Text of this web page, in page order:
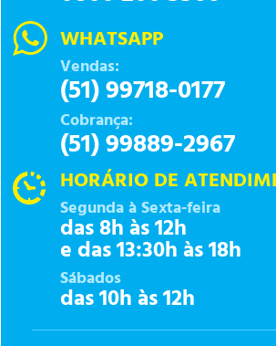
WHATSAPP
Vendas:
(51) 99718-0177
Cobrança:
(51) 99889-2967
HORÁRIO DE
Segunda à Sexta-feira
das 8h às 12h
e das 13:30h às 18h
Sábados
das 10h às 12h